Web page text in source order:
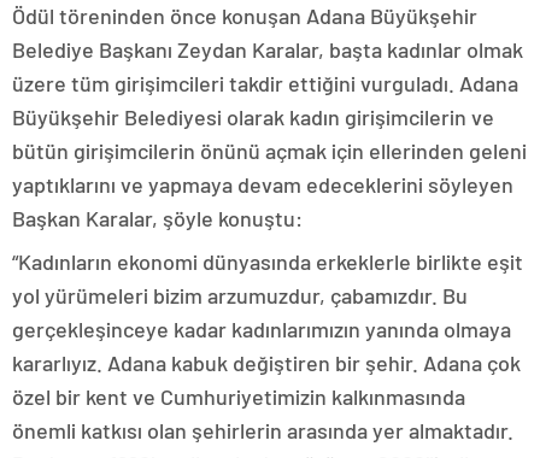
Ödül töreninden önce konuşan Adana Büyükşehir
Belediye Başkanı Zeydan Karalar, başta kadınlar olmak
üzere tüm girişimcileri takdir ettiğini vurguladı. Adana
Büyükşehir Belediyesi olarak kadın girişimcilerin ve
bütün girişimcilerin önünü açmak için ellerinden geleni
yaptıklarını ve yapmaya devam edeceklerini söyleyen
Başkan Karalar, şöyle konuştu:
“Kadınların ekonomi dünyasında erkeklerle birlikte eşit
yol yürümeleri bizim arzumuzdur, çabamızdır. Bu
gerçekleşinceye kadar kadınlarımızın yanında olmaya
kararlıyız. Adana kabuk değiştiren bir şehir. Adana çok
özel bir kent ve Cumhuriyetimizin kalkınmasında
önemli katkısı olan şehirlerin arasında yer almaktadır.